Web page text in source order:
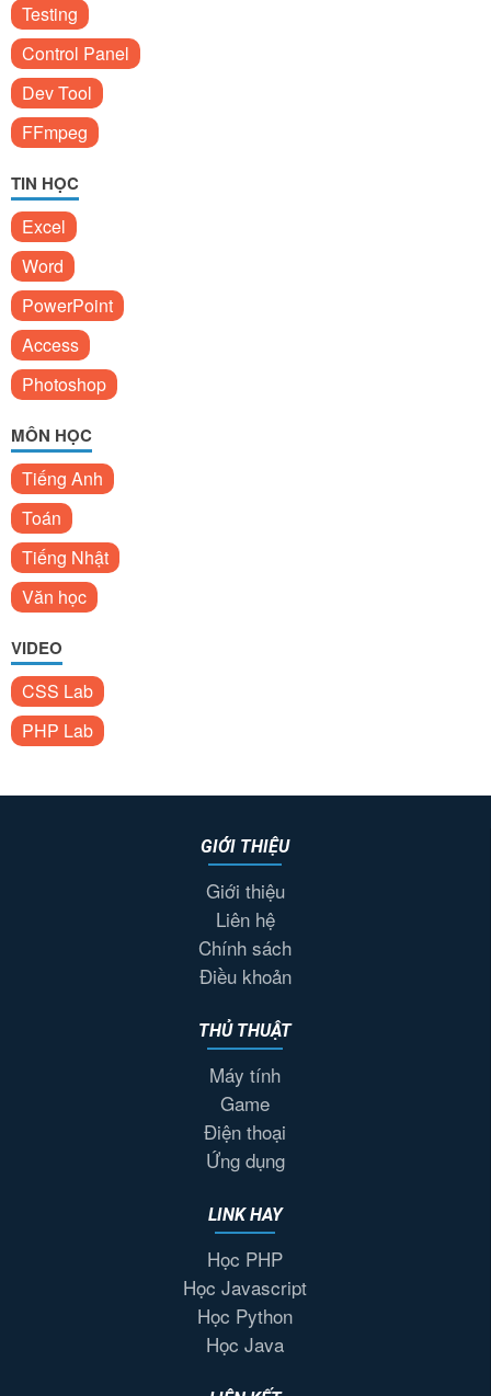
Testing
Control Panel
Dev Tool
FFmpeg
TIN HỌC
Excel
Word
PowerPoint
Access
Photoshop
MÔN HỌC
Tiếng Anh
Toán
Tiếng Nhật
Văn học
VIDEO
CSS Lab
PHP Lab
GIỚI THIỆU
Giới thiệu
Liên hệ
Chính sách
Điều khoản
THỦ THUẬT
Máy tính
Game
Điện thoại
Ứng dụng
LINK HAY
Học PHP
Học Javascript
Học Python
Học Java